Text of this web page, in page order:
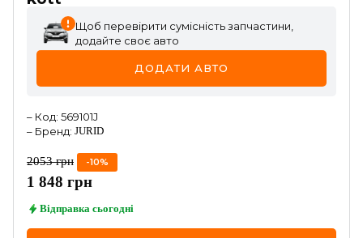
Щоб перевірити сумісність запчастини,
додайте своє авто
ДОДАТИ АВТО
– Код: 569101J
– Бренд: JURID
2053 грн -10%
1 848 грн
Відправка сьогодні